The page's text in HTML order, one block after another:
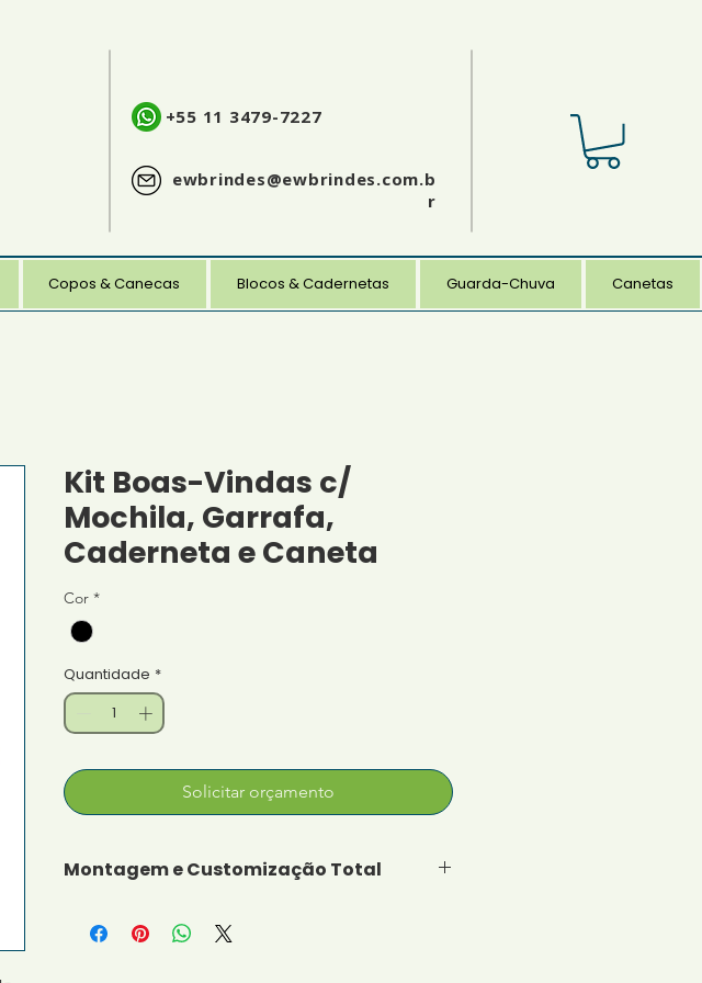
+55 11 3479-7227
ewbrindes@ewbrindes.com.b
r
Copos & Canecas Blocos & Cadernetas Guarda-Chuva Canetas
Kit Boas-Vindas c/
Mochila, Garrafa,
Caderneta e Caneta
Cor *
Quantidade *
Solicitar orçamento
Montagem e Customização Total
campanha! O cliente pode optar por qualquer